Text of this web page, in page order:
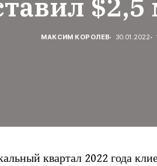
МАКСИМ КОРОЛЕВ 30.01.2022
квартал 2022 года